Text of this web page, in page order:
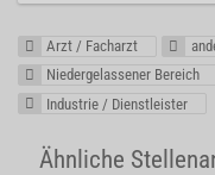
Arzt / Facharzt
Niedergelassener Bereich
Industrie / Dienstleister
Ähnliche